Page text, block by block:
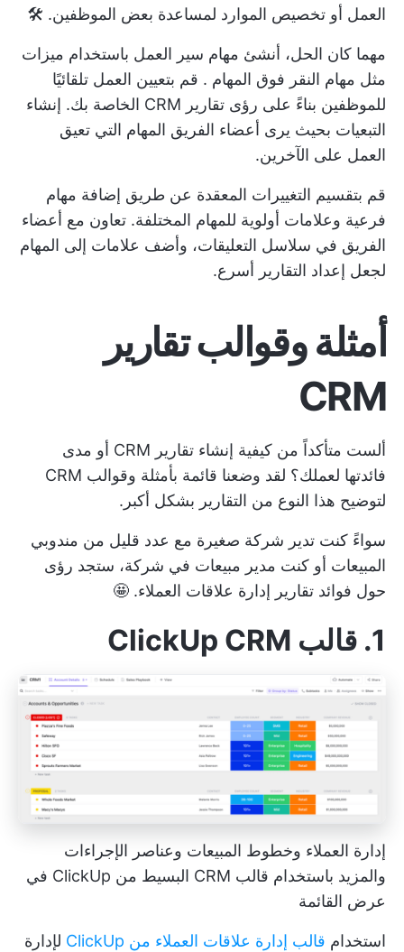
العمل أو تخصيص الموارد لمساعدة بعض الموظفين. 🛠️
مهما كان الحل، أنشئ مهام سير العمل باستخدام ميزات
مثل مهام النقر فوق المهام . قم بتعيين العمل تلقائيًا
للموظفين بناءً على رؤى تقارير CRM الخاصة بك. إنشاء
التبعيات بحيث يرى أعضاء الفريق المهام التي تعيق
العمل على الآخرين.
قم بتقسيم التغييرات المعقدة عن طريق إضافة مهام
فرعية وعلامات أولوية للمهام المختلفة. تعاون مع أعضاء
الفريق في سلاسل التعليقات، وأضف علامات إلى المهام
لجعل إعداد التقارير أسرع.
أمثلة وقوالب تقارير
CRM
ألست متأكداً من كيفية إنشاء تقارير CRM أو مدى
فائدتها لعملك؟ لقد وضعنا قائمة بأمثلة وقوالب CRM
لتوضيح هذا النوع من التقارير بشكل أكبر.
سواءً كنت تدير شركة صغيرة مع عدد قليل من مندوبي
المبيعات أو كنت مدير مبيعات في شركة، ستجد رؤى
حول فوائد تقارير إدارة علاقات العملاء. 🤩
1. قالب ClickUp CRM
إدارة العملاء وخطوط المبيعات وعناصر الإجراءات
والمزيد باستخدام قالب CRM البسيط من ClickUp في
عرض القائمة
استخدام قالب إدارة علاقات العملاء من ClickUp
لإدارة